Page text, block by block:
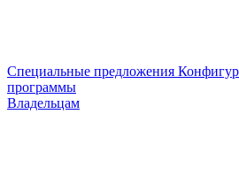
Специальные предложения
программы
Владельцам